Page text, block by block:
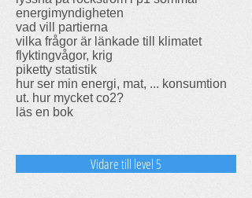
energimyndigheten
vad vill partierna
vilka frågor är länkade till klimatet
flyktingvågor, krig
piketty statistik
hur ser min energi, mat, ... konsumtion
ut. hur mycket co2?
läs en bok
Vidare till level 5